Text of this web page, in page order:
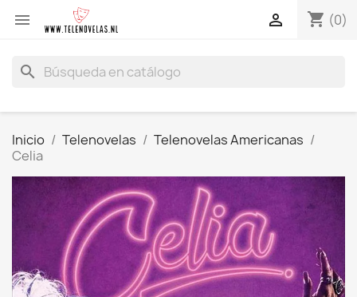
 shopping_cart (0)

search
Inicio Telenovelas
Telenovelas Americanas
Celia